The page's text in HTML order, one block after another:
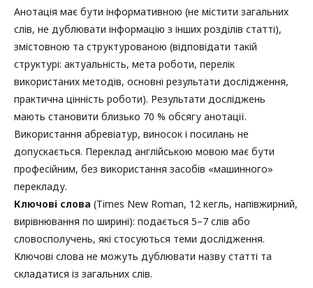
Анотація має бути інформативною (не містити загальних
слів, не дублювати інформацію з інших розділів статті),
змістовною та структурованою (відповідати такій
структурі: актуальність, мета роботи, перелік
використаних методів, основні результати дослідження,
практична цінність роботи). Результати досліджень
мають становити близько 70 % обсягу анотації.
Використання абревіатур, виносок і посилань не
допускається. Переклад англійською мовою має бути
професійним, без використання засобів «машинного»
перекладу.
Ключові слова (Times New Roman, 12 кегль, напівжирний,
вирівнювання по ширині): подається 5–7 слів або
словосполучень, які стосуються теми дослідження.
Ключові слова не можуть дублювати назву статті та
складатися із загальних слів.